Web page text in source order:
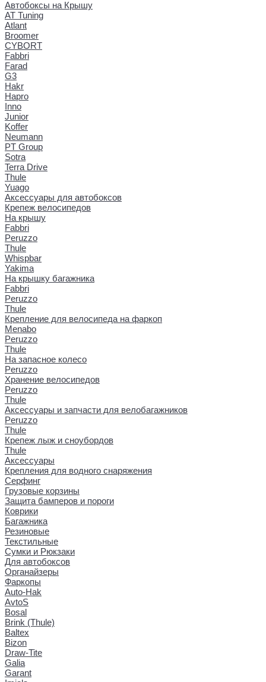
Автобоксы на Крышу
AT Tuning
Atlant
Broomer
CYBORT
Fabbri
Farad
G3
Hakr
Hapro
Inno
Junior
Koffer
Neumann
PT Group
Sotra
Terra Drive
Thule
Yuago
Аксессуары для автобоксов
Крепеж велосипедов
На крышу
Fabbri
Peruzzo
Thule
Whispbar
Yakima
На крышку багажника
Fabbri
Peruzzo
Thule
Крепление для велосипеда на фаркоп
Menabo
Peruzzo
Thule
На запасное колесо
Peruzzo
Хранение велосипедов
Peruzzo
Thule
Аксессуары и запчасти для велобагажников
Peruzzo
Thule
Крепеж лыж и сноубордов
Thule
Аксессуары
Крепления для водного снаряжения
Серфинг
Грузовые корзины
Защита бамперов и пороги
Коврики
Багажника
Резиновые
Текстильные
Сумки и Рюкзаки
Для автобоксов
Органайзеры
Фаркопы
Auto-Hak
AvtoS
Bosal
Brink (Thule)
Baltex
Bizon
Draw-Tite
Galia
Garant